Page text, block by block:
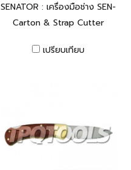
SENATOR : เครื่องมือช่าง SEN-
537-2000K
Carton & Strap Cutter
เปรียบเทียบ